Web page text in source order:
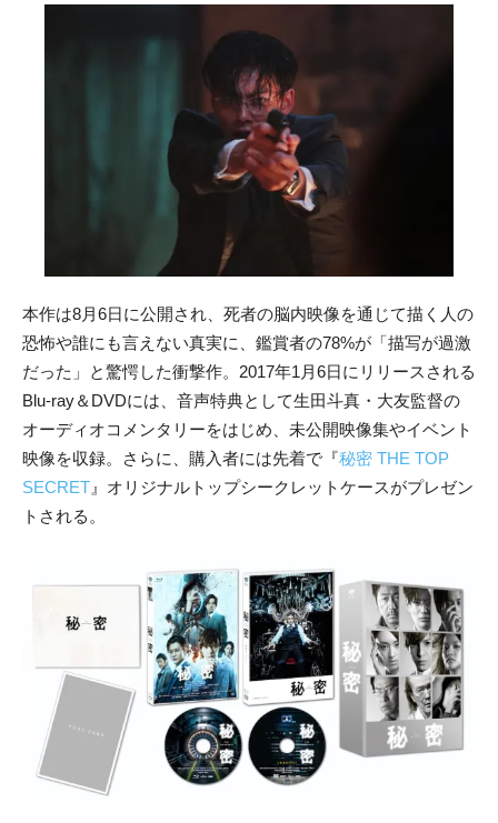
本作は8月6日に公開され、死者の脳内映像を通じて描く人の
恐怖や誰にも言えない真実に、鑑賞者の78%が「描写が過激
だった」と驚愕した衝撃作。2017年1月6日にリリースされる
Blu-ray＆DVDには、音声特典として生田斗真・大友監督の
オーディオコメンタリーをはじめ、未公開映像集やイベント
映像を収録。さらに、購入者には先着で『秘密 THE TOP
SECRET 』オリジナルトップシークレットケースがプレゼン
トされる。